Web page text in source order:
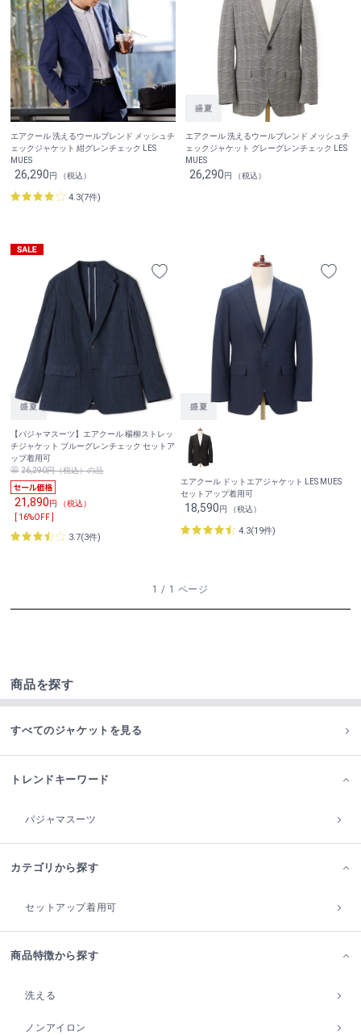
エアクール 洗えるウールブレンド メッシュチ
ェックジャケット 紺グレンチェック LES
MUES
26,290円 （税込）
4.3(7件)
エアクール 洗えるウールブレンド メッシュチ
ェックジャケット グレーグレンチェック LES
MUES
26,290円 （税込）
【パジャマスーツ】エアクール 楊柳ストレッ
チジャケット ブルーグレンチェック セットア
ップ着用可
26,290円（税込）の品
21,890円 （税込）
[ 16%OFF ]
3.7(3件)
エアクール ドットエアジャケット LES MUES
セットアップ着用可
18,590円 （税込）
4.3(19件)
1 / 1 ページ
商品を探す
すべてのジャケットを見る
トレンドキーワード
パジャマスーツ
カテゴリから探す
セットアップ着用可
商品特徴から探す
洗える
ノンアイロン